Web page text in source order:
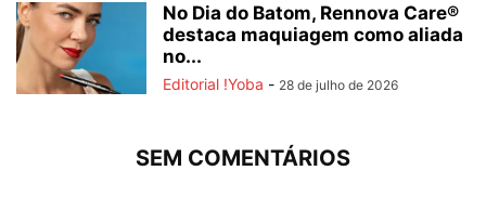
No Dia do Batom, Rennova Care®
destaca maquiagem como aliada
no...
Editorial !Yoba - 28 de julho de 2026
SEM COMENTÁRIOS